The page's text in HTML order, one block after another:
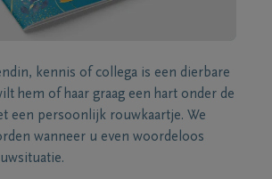
kennis of collega is een dierbare
hem of haar graag een hart onder de
een persoonlijk rouwkaartje. We
wanneer u even woordeloos